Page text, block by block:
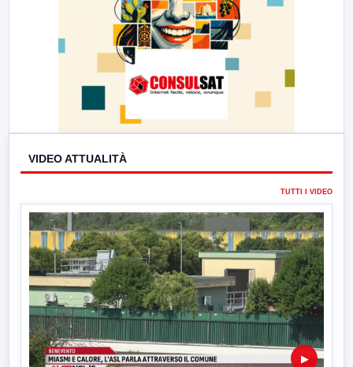
VIDEO ATTUALITÀ
TUTTI I VIDEO
▶